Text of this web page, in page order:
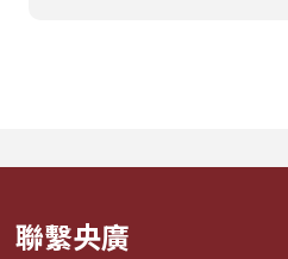
啦啦隊...
聯繫央廣